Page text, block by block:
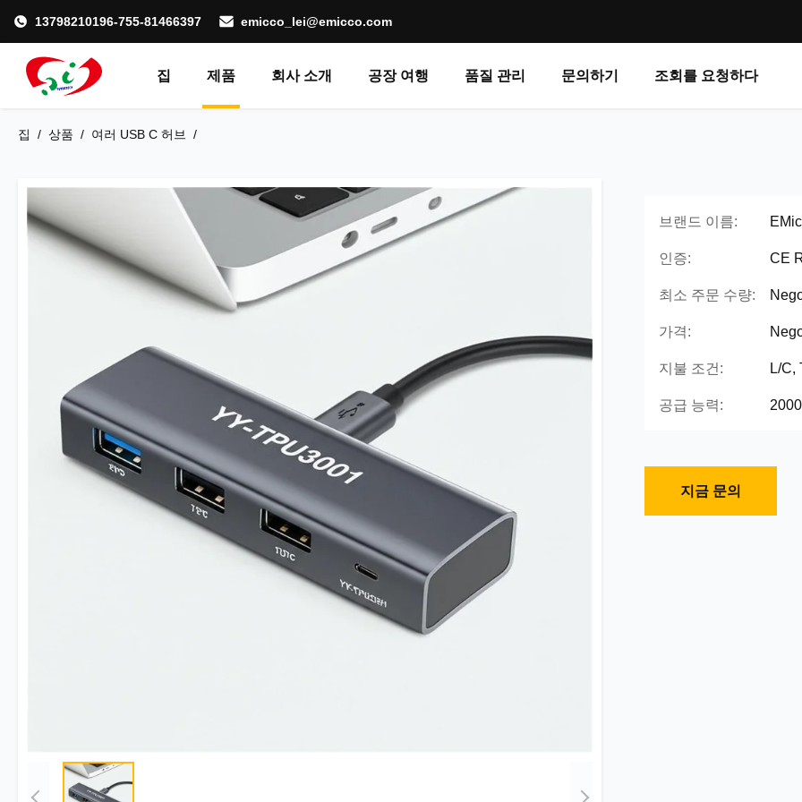
13798210196-755-81466397 emicco_lei@emicco.com
집 제품 회사 소개 공장 여행 품질 관리 문의하기 조회를 요청하다
집 / 상품 / 여러 USB C 허브 /
브랜드 이름:
인증: CE
최소 주문 수량:
가격:
지불 조건: L/C,
공급 능력:
지금 문의